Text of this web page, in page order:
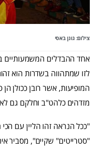
צילום: גונן באסי
אחד ההבדלים המשמעותיים
לזו שמתהווה בשדרות הוא
המופיעות, אשר רובן ככולן
מזדהים כלהט"ב וחלקם גם
"ככל הנראה זהו הליין עם
"סטרייטים" שקיים", מסביר